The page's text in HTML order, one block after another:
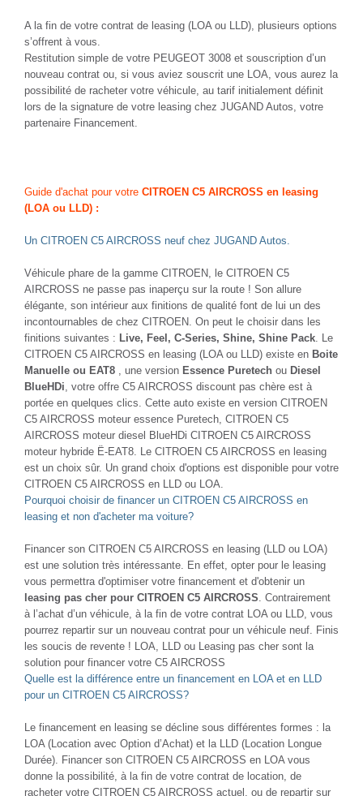
A la fin de votre contrat de leasing (LOA ou LLD), plusieurs options
s’offrent à vous.
Restitution simple de votre PEUGEOT 3008 et souscription d’un
nouveau contrat ou, si vous aviez souscrit une LOA, vous aurez la
possibilité de racheter votre véhicule, au tarif initialement définit
lors de la signature de votre leasing chez JUGAND Autos, votre
partenaire Financement.
Guide d'achat pour votre CITROEN C5 AIRCROSS en leasing
(LOA ou LLD) :
Un CITROEN C5 AIRCROSS neuf chez JUGAND Autos.
Véhicule phare de la gamme CITROEN, le CITROEN C5
AIRCROSS ne passe pas inaperçu sur la route ! Son allure
élégante, son intérieur aux finitions de qualité font de lui un des
incontournables de chez CITROEN. On peut le choisir dans les
finitions suivantes : Live, Feel, C-Series, Shine, Shine Pack . Le
CITROEN C5 AIRCROSS en leasing (LOA ou LLD) existe en Boite
Manuelle ou EAT8 , une version Essence Puretech ou Diesel
BlueHDi , votre offre C5 AIRCROSS discount pas chère est à
portée en quelques clics. Cette auto existe en version CITROEN
C5 AIRCROSS moteur essence Puretech, CITROEN C5
AIRCROSS moteur diesel BlueHDi CITROEN C5 AIRCROSS
moteur hybride Ë-EAT8. Le CITROEN C5 AIRCROSS en leasing
est un choix sûr. Un grand choix d'options est disponible pour votre
CITROEN C5 AIRCROSS en LLD ou LOA.
Pourquoi choisir de financer un CITROEN C5 AIRCROSS en
leasing et non d'acheter ma voiture?
Financer son CITROEN C5 AIRCROSS en leasing (LLD ou LOA)
est une solution très intéressante. En effet, opter pour le leasing
vous permettra d'optimiser votre financement et d'obtenir un
leasing pas cher pour CITROEN C5 AIRCROSS . Contrairement
à l’achat d’un véhicule, à la fin de votre contrat LOA ou LLD, vous
pourrez repartir sur un nouveau contrat pour un véhicule neuf. Finis
les soucis de revente ! LOA, LLD ou Leasing pas cher sont la
solution pour financer votre C5 AIRCROSS
Quelle est la différence entre un financement en LOA et en LLD
pour un CITROEN C5 AIRCROSS?
Le financement en leasing se décline sous différentes formes : la
LOA (Location avec Option d’Achat) et la LLD (Location Longue
Durée). Financer son CITROEN C5 AIRCROSS en LOA vous
donne la possibilité, à la fin de votre contrat de location, de
racheter votre CITROEN C5 AIRCROSS actuel, ou de repartir sur